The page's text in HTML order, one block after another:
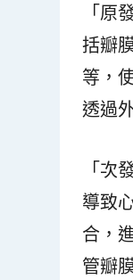
「
括瓣
等，
透過
「
導致
合，
管瓣